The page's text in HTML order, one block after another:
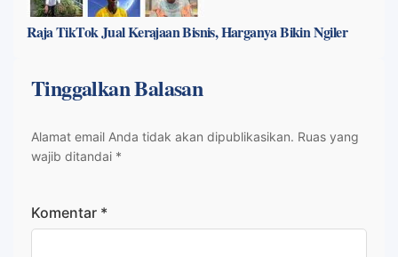
Raja TikTok Jual Kerajaan Bisnis, Harganya Bikin Ngiler
Tinggalkan Balasan
Alamat email Anda tidak akan dipublikasikan. Ruas yang
wajib ditandai *
Komentar *